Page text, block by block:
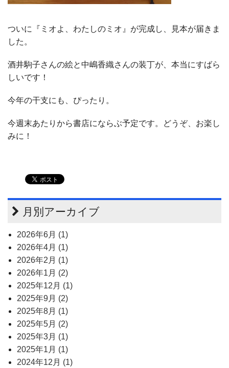
ついに『ミオよ、わたしのミオ』が完成し、見本が届きま
した。
酒井駒子さんの絵と中嶋香織さんの装丁が、本当にすばら
しいです！
今年の干支にも、ぴったり。
今週末あたりから書店にならぶ予定です。どうぞ、お楽し
みに！
月別アーカイブ
2026年6月 (1)
2026年4月 (1)
2026年2月 (1)
2026年1月 (2)
2025年12月 (1)
2025年9月 (2)
2025年8月 (1)
2025年5月 (2)
2025年3月 (1)
2025年1月 (1)
2024年12月 (1)